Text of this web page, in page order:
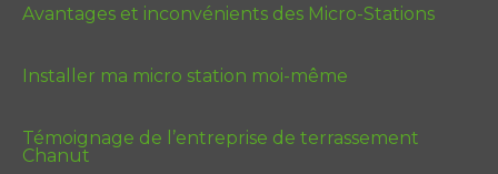
Avantages et inconvénients des Micro-Stations
Installer ma micro station moi-même
Témoignage de l’entreprise de terrassement
Chanut